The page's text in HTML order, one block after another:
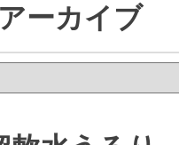
アーカイブ